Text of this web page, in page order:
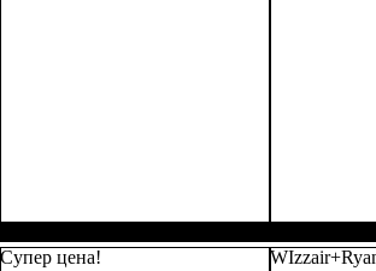
55х36х20
66х44х27
Супер цена!